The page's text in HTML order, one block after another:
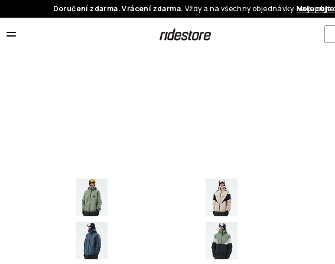
Doručení zdarma. Vrácení zdarma. Vždy a na všechny objednávky. Moje